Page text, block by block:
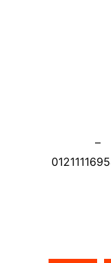
موبايل: 01211116954 – 01211116955 –